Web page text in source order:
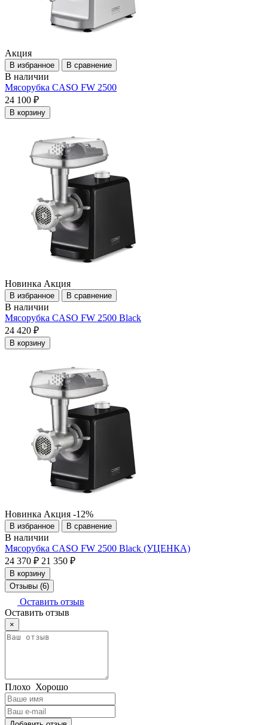
Акция
В избранное В сравнение
В наличии
Мясорубка CASO FW 2500
24 100 ₽
В корзину
Новинка Акция
В избранное В сравнение
В наличии
Мясорубка CASO FW 2500 Black
24 420 ₽
В корзину
Новинка Акция -12%
В избранное В сравнение
В наличии
Мясорубка CASO FW 2500 Black (УЦЕНКА)
24 370 ₽ 21 350 ₽
В корзину
Отзывы (6)
Оставить отзыв
Оставить отзыв
×
Плохо Хорошо